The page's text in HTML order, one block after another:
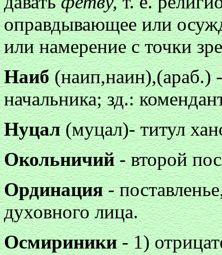
оправдывающее или
или намерение с точки
Наиб(наип,наин),(араб.)
начальника; зд.:
Нуцал(муцал)- титул
Окольничий- второй
Ординация-
духовного лица.
Осмириники- 1)